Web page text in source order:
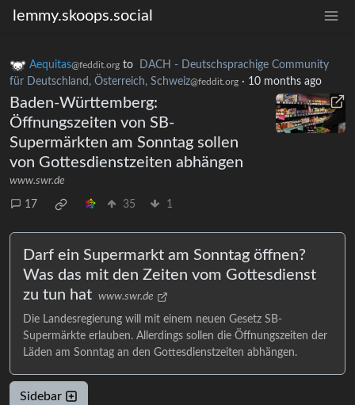
lemmy.skoops.social
Aequitas@feddit.org to
DACH - Deutschsprachige Community
für Deutschland, Österreich, Schweiz@feddit.org · 10 months ago
Baden-Württemberg:
Öffnungszeiten von SB-
Supermärkten am Sonntag sollen
von Gottesdienstzeiten abhängen
www.swr.de
17 35 1
Darf ein Supermarkt am Sonntag öffnen?
Was das mit den Zeiten vom Gottesdienst
zu tun hat www.swr.de
Die Landesregierung will mit einem neuen Gesetz SB-
Supermärkte erlauben. Allerdings sollen die Öffnungszeiten der
Läden am Sonntag an den Gottesdienstzeiten abhängen.
Sidebar